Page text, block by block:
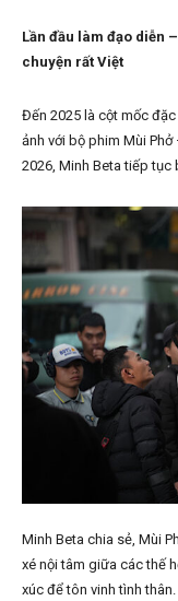
Lần đầu làm đạo diễn
chuyện rất Việt
Đến 2025 là cột mốc
ảnh với bộ phim Mùi
2026, Minh Beta tiếp
Minh Beta chia sẻ, Mùi
xé nội tâm giữa các thế
xúc để tôn vinh tình